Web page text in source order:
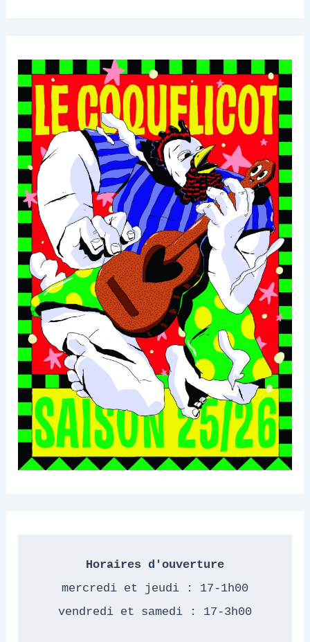
Horaires d'ouverture
mercredi et jeudi : 17-1h00
vendredi et samedi : 17-3h00